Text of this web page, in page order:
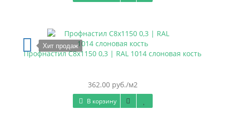
Хит продаж
Профнастил С8х1150 0,3 | RAL 1014 слоновая кость
362.00 руб./м2
В корзину